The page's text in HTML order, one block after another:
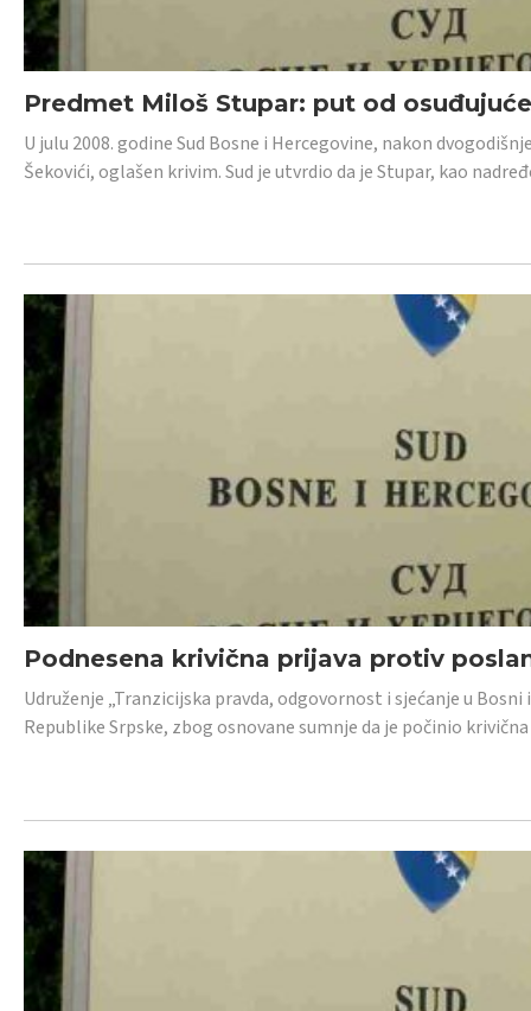
Predmet Miloš Stupar: put od
U julu 2008. godine Sud Bosne i Hercegovine, nakon
Šekovići, oglašen krivim. Sud je utvrdio da je Stupar, kao
Podnesena krivična prijava protiv
Udruženje „Tranzicijska pravda, odgovornost i sjećanje u
Republike Srpske, zbog osnovane sumnje da je počinio